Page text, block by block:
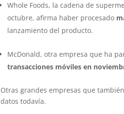
Whole Foods, la cadena de
octubre, afirma haber procesado
lanzamiento del producto.
McDonald, otra empresa que ha
transacciones móviles en
Otras grandes empresas que
datos todavía.